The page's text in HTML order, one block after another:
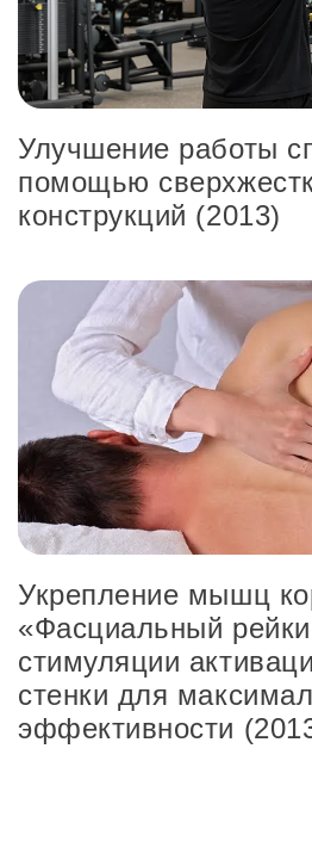
Улучшение работы
помощью
конструкций (2013)
Укрепление мышц
«Фасциальный
стимуляции
стенки для
эффективности